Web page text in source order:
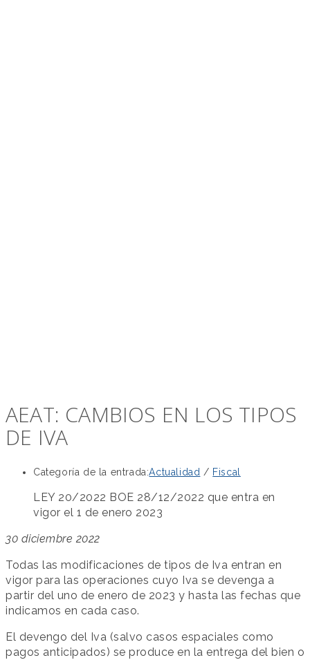
AEAT: CAMBIOS EN LOS TIPOS
DE IVA
Categoría de la entrada:Actualidad / Fiscal
LEY 20/2022 BOE 28/12/2022 que entra en
vigor el 1 de enero 2023
30 diciembre 2022
Todas las modificaciones de tipos de Iva entran en
vigor para las operaciones cuyo Iva se devenga a
partir del uno de enero de 2023 y hasta las fechas que
indicamos en cada caso.
El devengo del Iva (salvo casos espaciales como
pagos anticipados) se produce en la entrega del bien o